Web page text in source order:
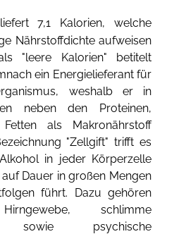
7,1 Kalorien, welche
Nährstoffdichte aufweisen
"leere Kalorien" betitelt
ein Energielieferant für
weshalb er in
neben den Proteinen,
als Makronährstoff
"Zellgift" trifft es
in jeder Körperzelle
Dauer in großen Mengen
führt. Dazu gehören
schlimme
sowie psychische